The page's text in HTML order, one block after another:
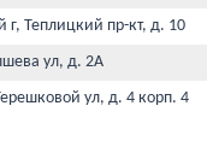
г, Теплицкий пр-кт, д. 10
ул, д. 2А
ул, д. 4 корп. 4